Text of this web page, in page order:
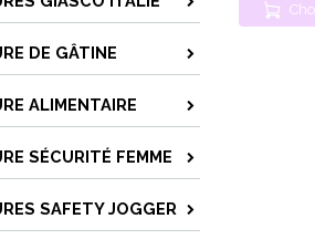
DE GÂTINE
ALIMENTAIRE
SÉCURITÉ FEMME
SAFETY JOGGER